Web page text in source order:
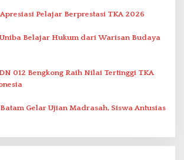
Pelajar Berprestasi TKA 2026
Belajar Hukum dari Warisan Budaya
012 Bengkong Raih Nilai Tertinggi TKA
Batam Gelar Ujian Madrasah, Siswa Antusias